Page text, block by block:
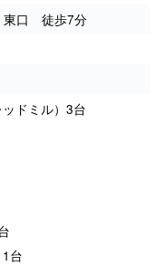
東口 徒歩7分
ドミル）3台
台